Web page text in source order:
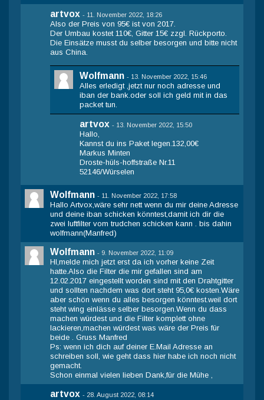
artvox - 11. November 2022, 18:26
Also der Preis von 95€ ist von 2017.
Der Umbau kostet 110€, Gitter 15€ zzgl. Rückporto.
Die Einsätze musst du selber besorgen und bitte nicht
aus China.
Wolfmann - 13. November 2022, 15:46
Alles erledigt ,jetzt nur noch adresse und
iban der bank.oder soll ich geld mit in das
packet tun.
artvox - 13. November 2022, 15:50
Hallo,
Kannst du ins Paket legen.132,00€
Markus Minten
Droste-hüls-hoffstraße Nr.11
52146/Würselen
Wolfmann - 11. November 2022, 17:58
Hallo Artvox,wäre sehr nett wenn du mir deine Adresse
und deine iban schicken könntest,damit ich dir die
zwei luftfilter vom trudchen schicken kann . bis dahin
wolfmann(Manfred)
Wolfmann - 9. November 2022, 11:09
HI,melde mich jetzt erst da ich vorher keine Zeit
hatte.Also die Filter die mir gefallen sind am
12.02.2017 eingestellt worden sind mit den Drahtgitter
und sollten nachdem was dort steht 95,0€ kosten.Wäre
aber schön wenn du alles besorgen könntest.weil dort
steht wing einlässe selber besorgen.Wenn du dass
machen würdest und die Filter komplett ohne
lackieren,machen würdest was wäre der Preis für
beide . Gruss Manfred
Ps: wenn ich dich auf deiner E.Mail Adresse an
schreiben soll, wie geht dass hier habe ich noch nicht
gemacht.
Schon einmal vielen lieben Dank,für die Mühe ,
artvox - 28. August 2022, 08:14